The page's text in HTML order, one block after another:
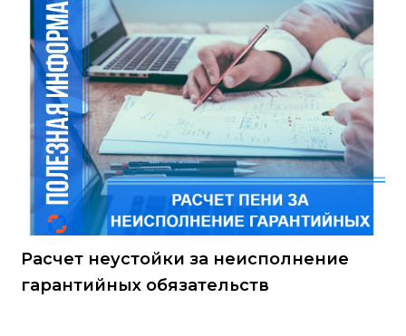
Минстрой РФ от 08.02.2024 № 80/пр, в текущем году
такая пригодность может быть подтверждена
техническим свидетельством, которое выдается ФАУ
«Федеральным центром нормирования,
стандартизации и технической оценки соответствия в
строительстве
Расчет неустойки за неисполнение
гарантийных обязательств